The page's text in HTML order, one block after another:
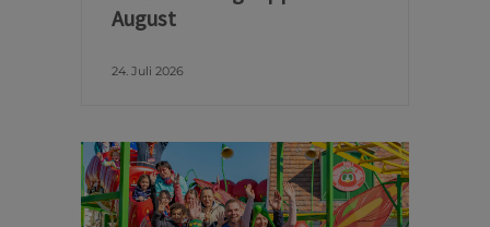
August
24. Juli 2026